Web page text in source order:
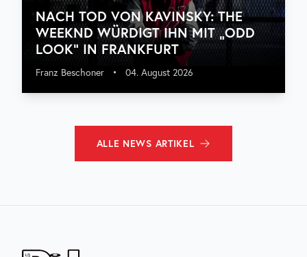
NACH TOD VON KAVINSKY: THE
WEEKND WÜRDIGT IHN MIT „ODD
LOOK“ IN FRANKFURT
Franz Beschoner • 04. August 2026
ALLE NEWS ARTIKEL